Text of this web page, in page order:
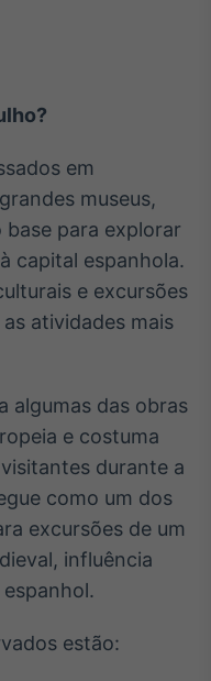
em
museus,
para explorar
capital espanhola.
e excursões
atividades mais
algumas das obras
e costuma
durante a
como um dos
excursões de um
influência
estão: